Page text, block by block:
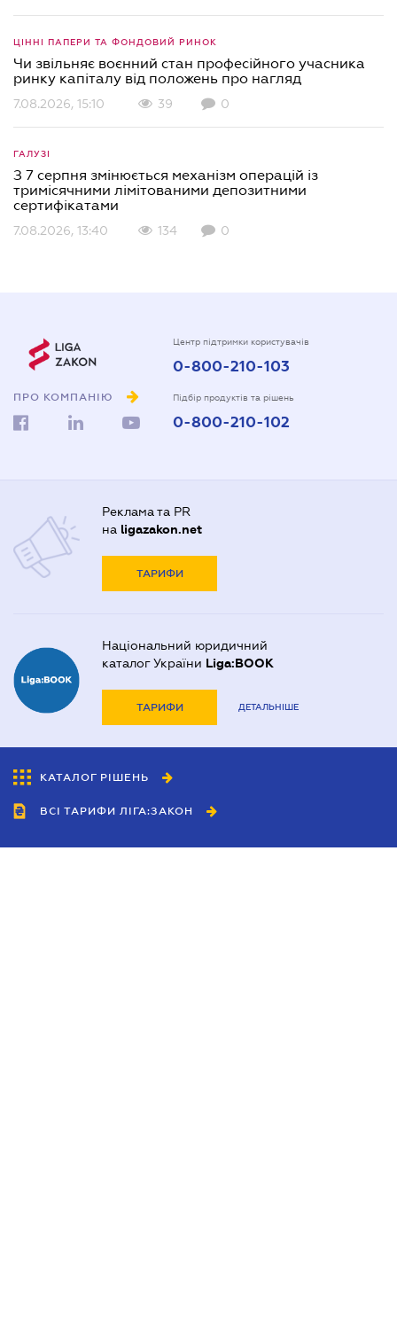
ЦІННІ ПАПЕРИ ТА ФОНДОВИЙ РИНОК
Чи звільняє воєнний стан професійного учасника
ринку капіталу від положень про нагляд
7.08.2026, 15:10 39 0
ГАЛУЗІ
З 7 серпня змінюється механізм операцій із
тримісячними лімітованими депозитними
сертифікатами
7.08.2026, 13:40 134 0
ПРО КОМПАНІЮ
Центр підтримки користувачів
0-800-210-103
Підбір продуктів та рішень
0-800-210-102
Реклама та PR
на ligazakon.net
ТАРИФИ
Національний юридичний
каталог України Liga:BOOK
ТАРИФИ ДЕТАЛЬНІШЕ
КАТАЛОГ РІШЕНЬ
ВСІ ТАРИФИ ЛІГА:ЗАКОН